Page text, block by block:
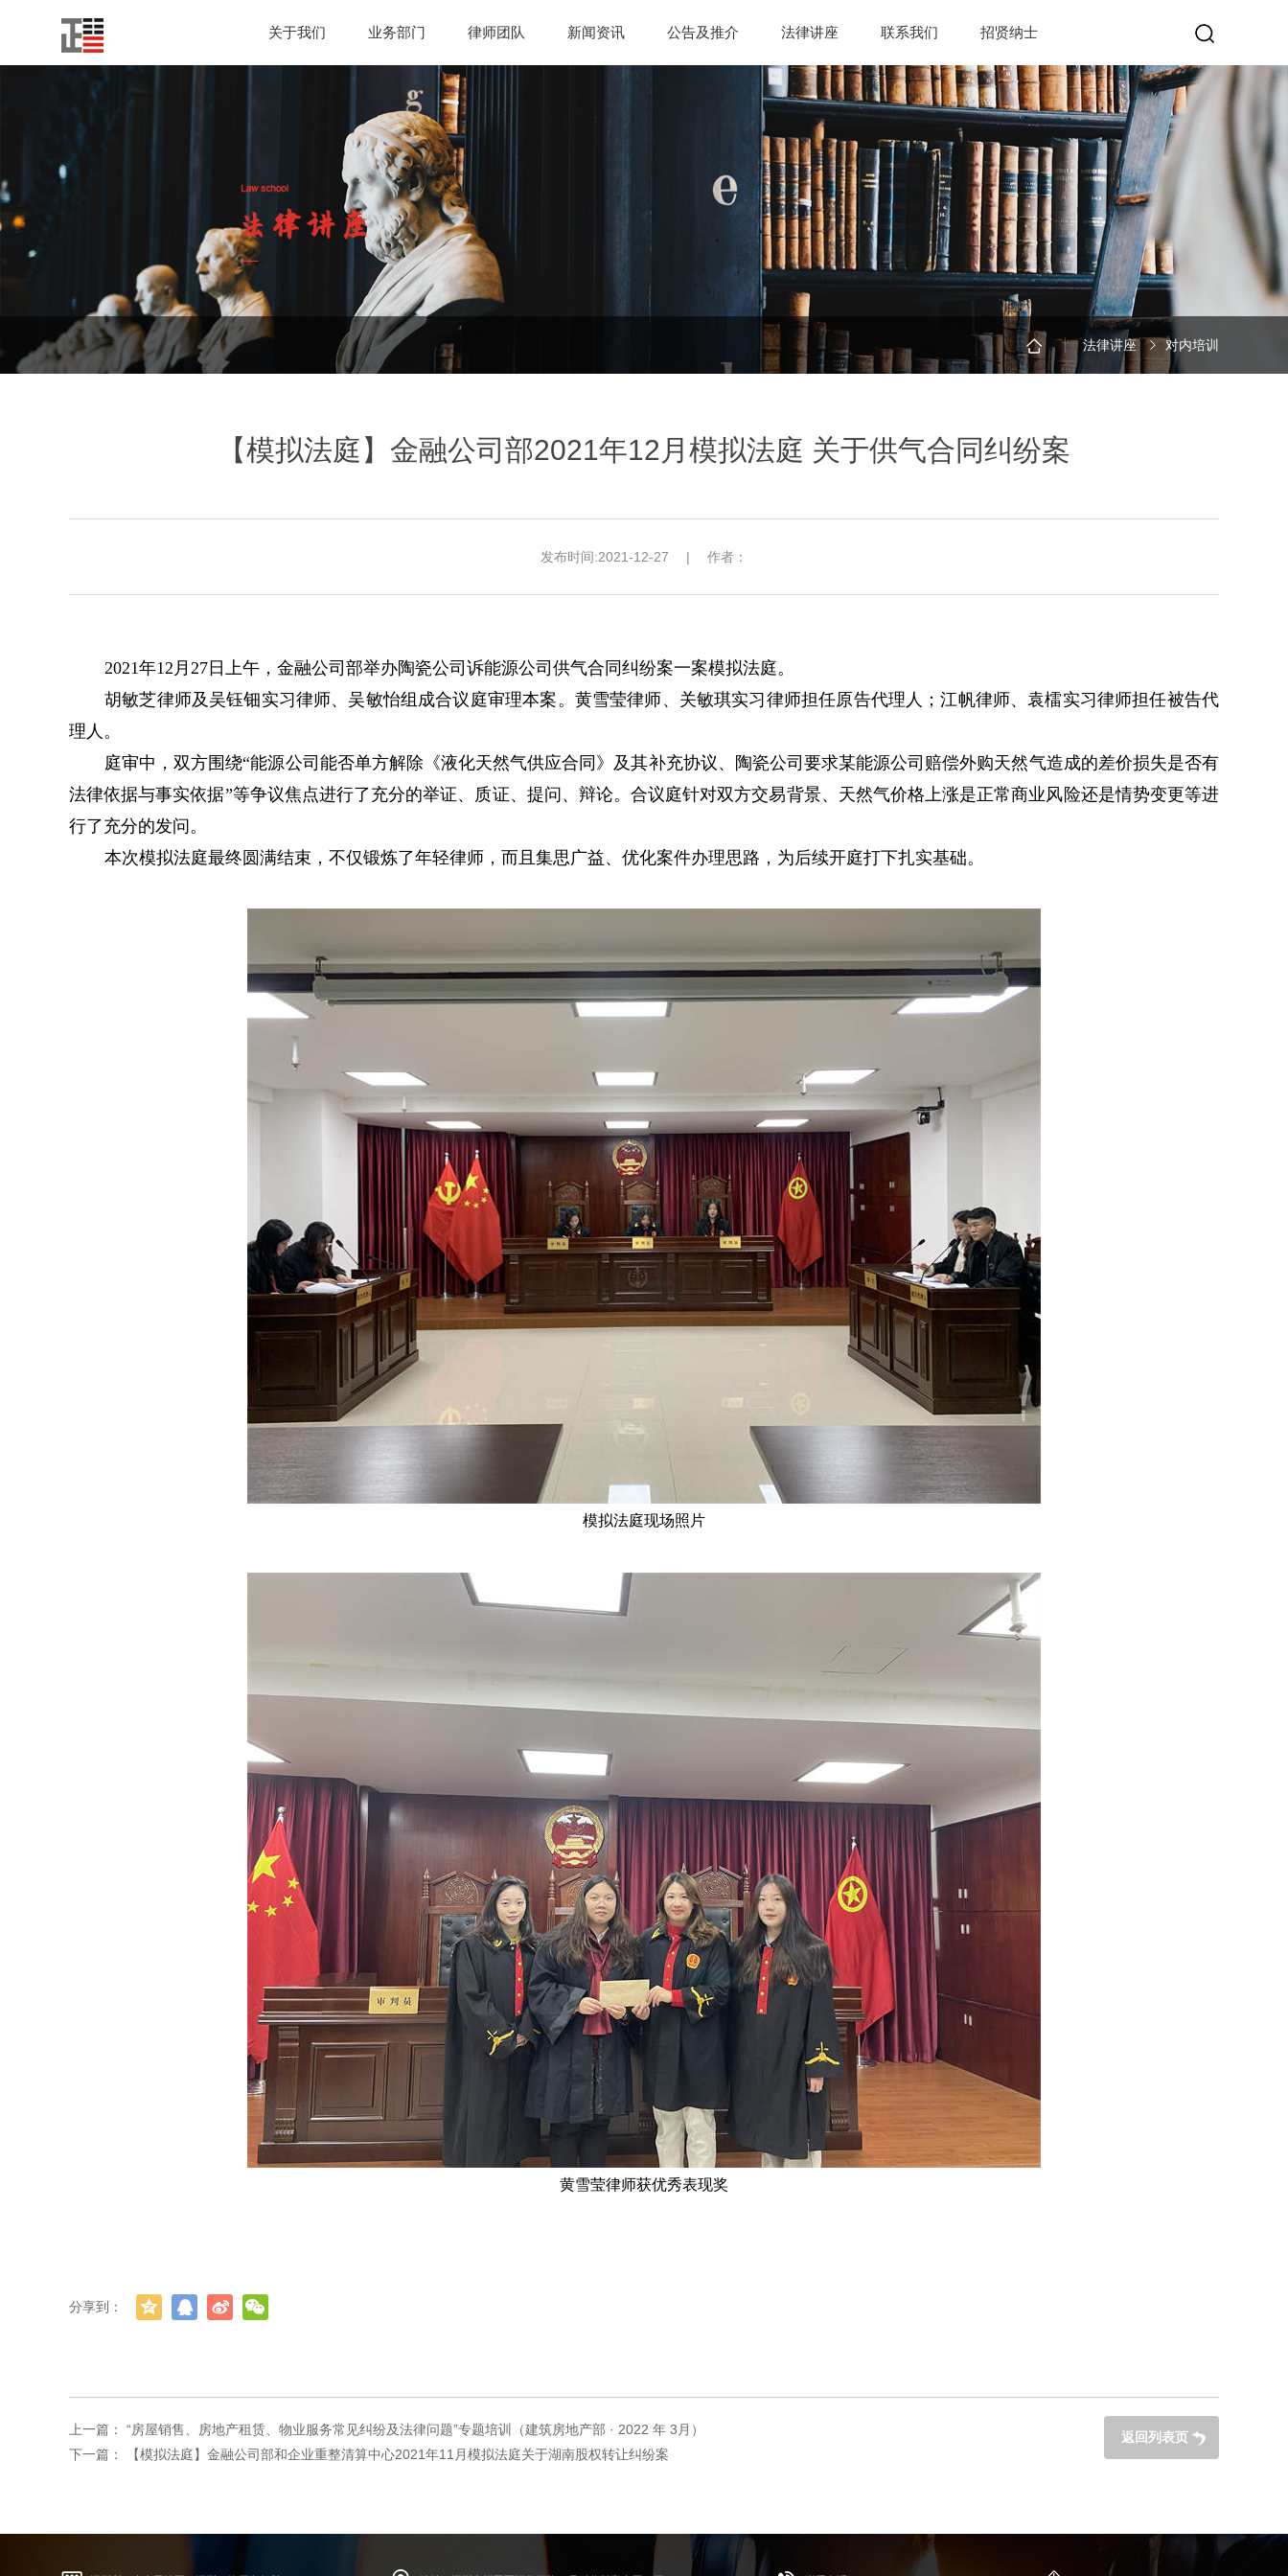
关于我们 业务部门 律师团队 新闻资讯 公告及推介 法律讲座 联系我们 招贤纳士
法律讲座 对内培训
【模拟法庭】金融公司部2021年12月模拟法庭 关于供气合同纠纷案
发布时间:2021-12-27 | 作者：
2021年12月27日上午，金融公司部举办陶瓷公司诉能源公司供气合同纠纷案一案模拟法庭。
胡敏芝律师及吴钰钿实习律师、吴敏怡组成合议庭审理本案。黄雪莹律师、关敏琪实习律师担任原告代理人；江帆律师、袁檑实习律师担任被告代
理人。
庭审中，双方围绕“能源公司能否单方解除《液化天然气供应合同》及其补充协议、陶瓷公司要求某能源公司赔偿外购天然气造成的差价损失是否有
法律依据与事实依据”等争议焦点进行了充分的举证、质证、提问、辩论。合议庭针对双方交易背景、天然气价格上涨是正常商业风险还是情势变更等进
行了充分的发问。
本次模拟法庭最终圆满结束， 不仅锻炼了年轻律师，而且集思广益、优化案件办理思路， 为后续开庭打下扎实基础。
模拟法庭现场照片
黄雪莹律师获优秀表现奖
分享到：
上一篇： “房屋销售、房地产租赁、物业服务常见纠纷及法律问题”专题培训（建筑房地产部 · 2022 年 3月）
下一篇：
【模拟法庭】金融公司部和企业重整清算中心2021年11月模拟法庭关于湖南股权转让纠纷案
返回列表页